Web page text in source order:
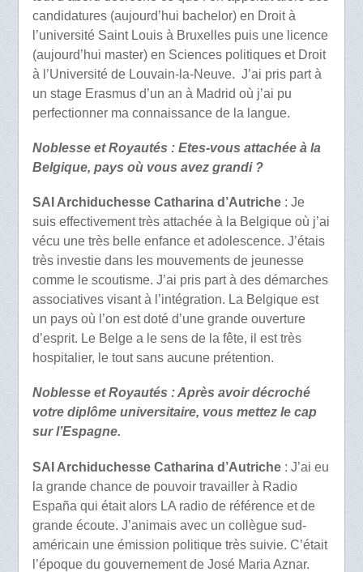
candidatures (aujourd’hui bachelor) en Droit à
l’université Saint Louis à Bruxelles puis une licence
(aujourd’hui master) en Sciences politiques et Droit
à l’Université de Louvain-la-Neuve. J’ai pris part à
un stage Erasmus d’un an à Madrid où j’ai pu
perfectionner ma connaissance de la langue.
Noblesse et Royautés : Etes-vous attachée à la
Belgique, pays où vous avez grandi ?
SAI Archiduchesse Catharina d’Autriche: Je
suis effectivement très attachée à la Belgique où j’ai
vécu une très belle enfance et adolescence. J’étais
très investie dans les mouvements de jeunesse
comme le scoutisme. J’ai pris part à des démarches
associatives visant à l’intégration. La Belgique est
un pays où l’on est doté d’une grande ouverture
d’esprit. Le Belge a le sens de la fête, il est très
hospitalier, le tout sans aucune prétention.
Noblesse et Royautés : Après avoir décroché
votre diplôme universitaire, vous mettez le cap
sur l’Espagne.
SAI Archiduchesse Catharina d’Autriche: J’ai eu
la grande chance de pouvoir travailler à Radio
España qui était alors LA radio de référence et de
grande écoute. J’animais avec un collègue sud-
américain une émission politique très suivie. C’était
l’époque du gouvernement de José Maria Aznar.